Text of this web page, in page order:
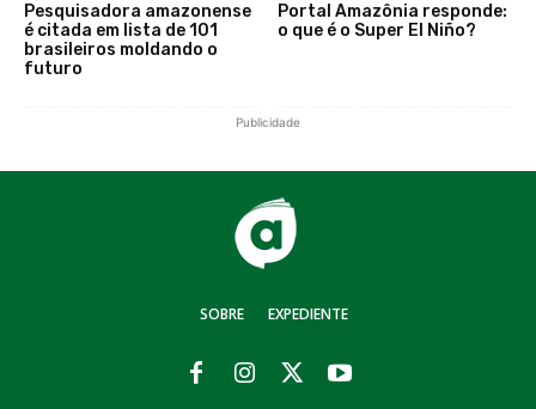
Pesquisadora amazonense
é citada em lista de 101
brasileiros moldando o
futuro
Portal Amazônia responde:
o que é o Super El Niño?
Publicidade
SOBRE EXPEDIENTE